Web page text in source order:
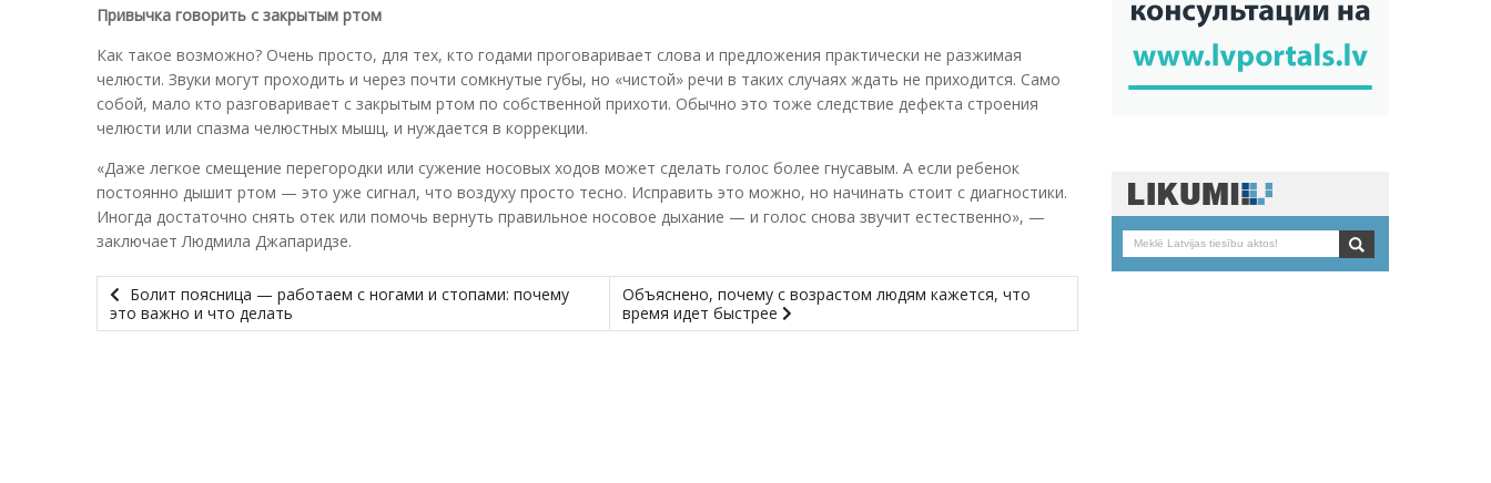
Привычка говорить с закрытым ртом
Как такое возможно? Очень просто, для тех, кто годами проговаривает слова и предложения практически не разжимая
челюсти. Звуки могут проходить и через почти сомкнутые губы, но «чистой» речи в таких случаях ждать не приходится. Само
собой, мало кто разговаривает с закрытым ртом по собственной прихоти. Обычно это тоже следствие дефекта строения
челюсти или спазма челюстных мышц, и нуждается в коррекции.
«Даже легкое смещение перегородки или сужение носовых ходов может сделать голос более гнусавым. А если ребенок
постоянно дышит ртом — это уже сигнал, что воздуху просто тесно. Исправить это можно, но начинать стоит с диагностики.
Иногда достаточно снять отек или помочь вернуть правильное носовое дыхание — и голос снова звучит естественно», —
заключает Людмила Джапаридзе.
Болит поясница — работаем с ногами и стопами: почему
это важно и что делать
Объяснено, почему с возрастом людям кажется, что
время идет быстрее